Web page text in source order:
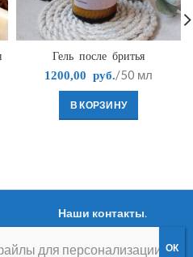
Гель после бритья
1200,00 руб. /50 мл
В КОРЗИНУ
Наши контакты.
для персонализации